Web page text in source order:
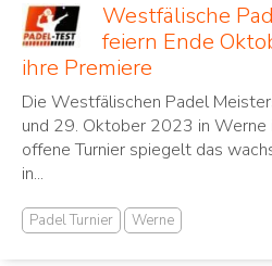
Westfälische
feiern Ende
ihre Premiere
Die Westfälischen Padel
und 29. Oktober 2023 in Werne
offene Turnier spiegelt das
in...
Padel Turnier Werne